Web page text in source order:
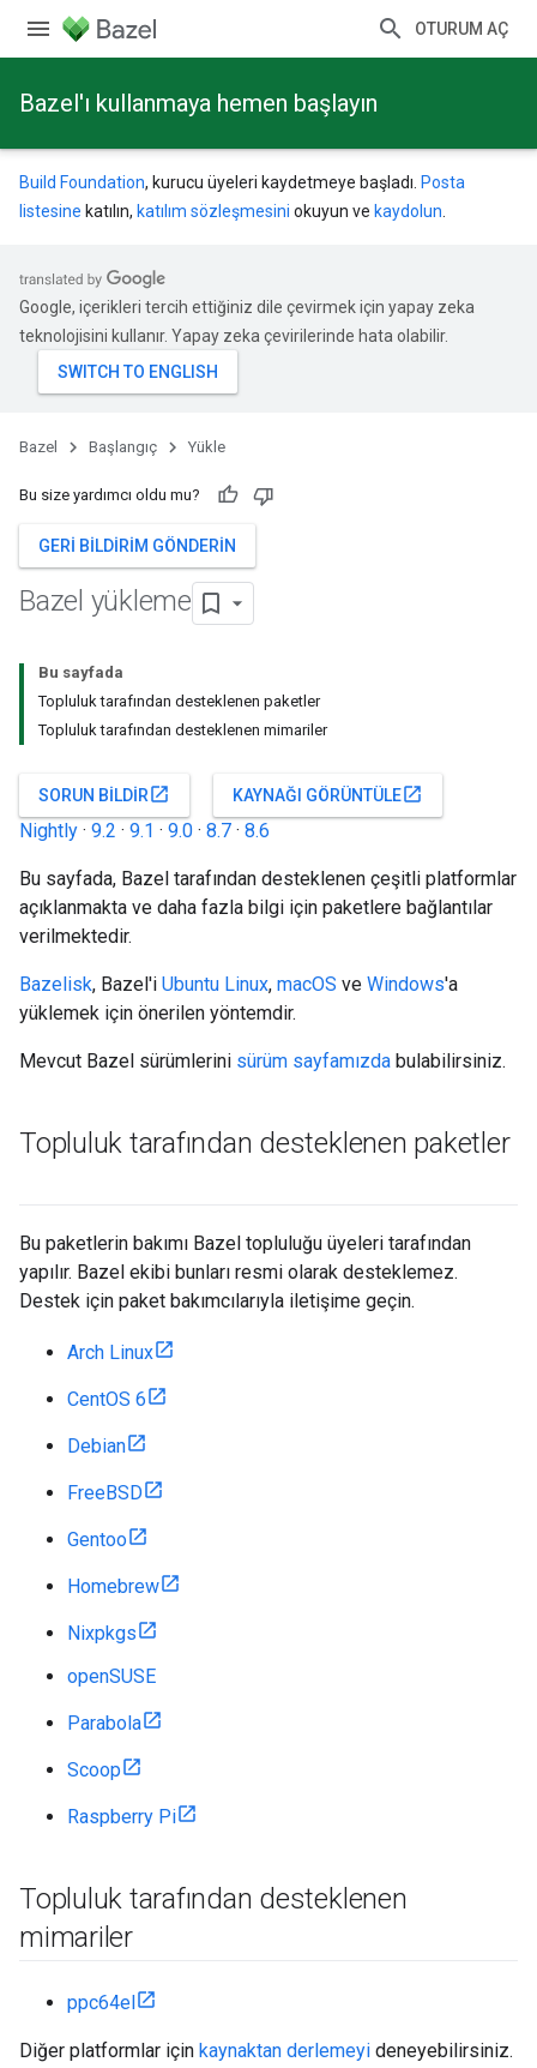
OTURUM AÇ
Bazel'ı kullanmaya hemen başlayın
Build Foundation, kurucu üyeleri kaydetmeye başladı. Posta
listesine katılın, katılım sözleşmesini okuyun ve kaydolun
Google, içerikleri tercih ettiğiniz dile çevirmek için yapay zeka
teknolojisini kullanır. Yapay zeka çevirilerinde hata olabilir.
Bazel Başlangıç Yükle
Bu size yardımcı oldu mu?
GERI BILDIRIM GÖNDERIN
Bazel yükleme
Bu sayfada
Topluluk tarafından desteklenen paketler
Topluluk tarafından desteklenen mimariler
SORUN BILDIRopen_in_new KAYNAĞI GÖRÜNTÜLEopen_in_new
Nightly · 9.2 · 9.1 · 9.0 · 8.7 · 8.6
Bu sayfada, Bazel tarafından desteklenen çeşitli platformlar
açıklanmakta ve daha fazla bilgi için paketlere bağlantılar
verilmektedir.
Bazelisk, Bazel'i Ubuntu Linux, macOS ve Windows'a
yüklemek için önerilen yöntemdir.
Mevcut Bazel sürümlerini sürüm sayfamızda bulabilirsiniz.
Topluluk tarafından desteklenen paketler
Bu paketlerin bakımı Bazel topluluğu üyeleri tarafından
yapılır. Bazel ekibi bunları resmi olarak desteklemez.
Destek için paket bakımcılarıyla iletişime geçin.
Arch Linux
CentOS 6
Debian
FreeBSD
Gentoo
Homebrew
Nixpkgs
openSUSE
Parabola
Scoop
Raspberry Pi
Topluluk tarafından desteklenen
mimariler
ppc64el
Diğer platformlar için kaynaktan derlemeyi deneyebilirsiniz.